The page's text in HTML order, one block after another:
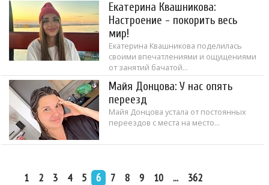
Екатерина Квашникова:
Настроение - покорить весь
мир!
Екатерина Квашникова поделилась
своими впечатлениями и ощущениями
от занятий бачатой...
Майя Донцова: У нас опять
переезд
Майя Донцова устала от постоянных
переездов с места на место...
1 2 3 4 5 6 7 8 9 10 ... 362